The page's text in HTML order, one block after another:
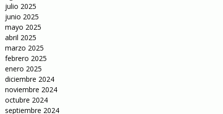
julio 2025
junio 2025
mayo 2025
abril 2025
marzo 2025
febrero 2025
enero 2025
diciembre 2024
noviembre 2024
octubre 2024
septiembre 2024